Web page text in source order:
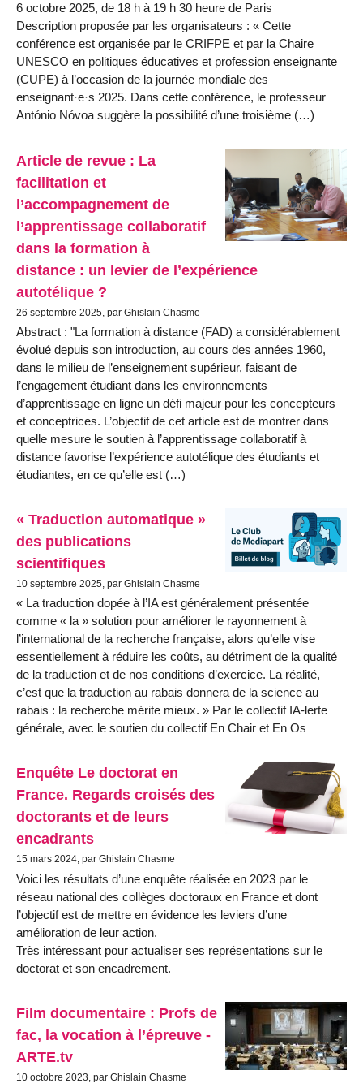
6 octobre 2025, de 18 h à 19 h 30 heure de Paris
Description proposée par les organisateurs : « Cette
conférence est organisée par le CRIFPE et par la Chaire
UNESCO en politiques éducatives et profession enseignante
(CUPE) à l’occasion de la journée mondiale des
enseignant·e·s 2025. Dans cette conférence, le professeur
António Nóvoa suggère la possibilité d’une troisième (…)
Article de revue : La
facilitation et
l’accompagnement de
l’apprentissage collaboratif
dans la formation à
distance : un levier de l’expérience
autotélique ?
26 septembre 2025, par Ghislain Chasme
Abstract : "La formation à distance (FAD) a considérablement
évolué depuis son introduction, au cours des années 1960,
dans le milieu de l’enseignement supérieur, faisant de
l’engagement étudiant dans les environnements
d’apprentissage en ligne un défi majeur pour les concepteurs
et conceptrices. L’objectif de cet article est de montrer dans
quelle mesure le soutien à l’apprentissage collaboratif à
distance favorise l’expérience autotélique des étudiants et
étudiantes, en ce qu’elle est (…)
« Traduction automatique »
des publications
scientifiques
10 septembre 2025, par Ghislain Chasme
« La traduction dopée à l’IA est généralement présentée
comme « la » solution pour améliorer le rayonnement à
l’international de la recherche française, alors qu’elle vise
essentiellement à réduire les coûts, au détriment de la qualité
de la traduction et de nos conditions d’exercice. La réalité,
c’est que la traduction au rabais donnera de la science au
rabais : la recherche mérite mieux. » Par le collectif IA-lerte
générale, avec le soutien du collectif En Chair et En Os
Enquête Le doctorat en
France. Regards croisés des
doctorants et de leurs
encadrants
15 mars 2024, par Ghislain Chasme
Voici les résultats d’une enquête réalisée en 2023 par le
réseau national des collèges doctoraux en France et dont
l’objectif est de mettre en évidence les leviers d’une
amélioration de leur action.
Très intéressant pour actualiser ses représentations sur le
doctorat et son encadrement.
Film documentaire : Profs de
fac, la vocation à l’épreuve -
ARTE.tv
10 octobre 2023, par Ghislain Chasme